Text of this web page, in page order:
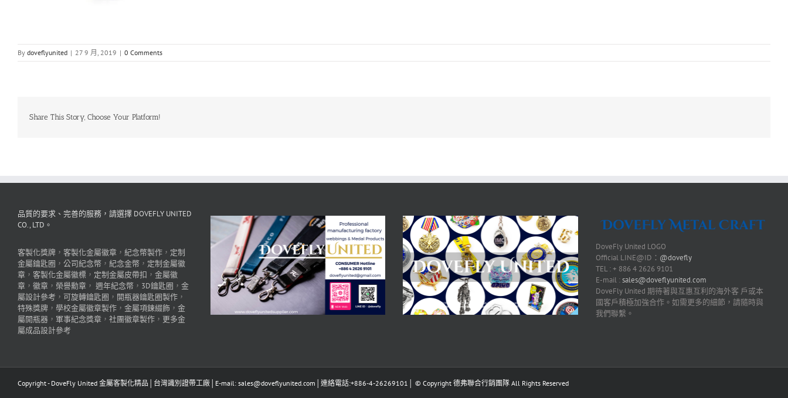
By doveflyunited | 27 9 月, 2019 | 0 Comments
Share This Story, Choose Your Platform!
品質的要求、完善的服務，請選擇 DOVEFLY UNITED
CO., LTD。
客製化獎牌 ， 客製化金屬徽章 ， 紀念幣製作 ， 定制
金屬鑰匙圈 ， 公司紀念幣 ， 紀念金幣 ， 定制金屬徽
章 ， 客製化金屬徽標 ， 定制金屬皮帶扣 ， 金屬徽
章 ， 徽章 ， 榮譽勳章 ， 週年紀念幣 ， 3D鑰匙圈 ， 金
屬設計參考 ， 可旋轉鑰匙圈 ， 開瓶器鑰匙圈製作 ，
特殊獎牌 ， 學校金屬徽章製作 ， 金屬項鍊綴飾 ， 金
屬開瓶器 ， 軍事紀念獎章 ， 社團徽章製作 ， 更多金
屬成品設計參考
DoveFly United LOGO
Official LINE@ID： @dovefly
TEL : + 886 4 2626 9101
E-mail :sales@doveflyunited.com
DoveFly United 期待著與互惠互利的海外客 戶或本
國客戶積極加強合作。如需更多的細節，請隨時與
我們聯繫。
Copyright - DoveFly United 金屬客製化精品│台灣識別證帶工廠│E-mail: sales@doveflyunited.com│連絡電話:+886-4-26269101│ © Copyright 德弗聯合行銷團隊 All Rights Reserved